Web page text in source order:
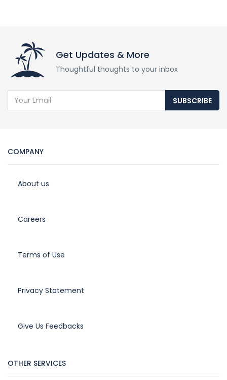
Get Updates & More
Thoughtful thoughts to your inbox
SUBSCRIBE
COMPANY
About us
Careers
Terms of Use
Privacy Statement
Give Us Feedbacks
OTHER SERVICES